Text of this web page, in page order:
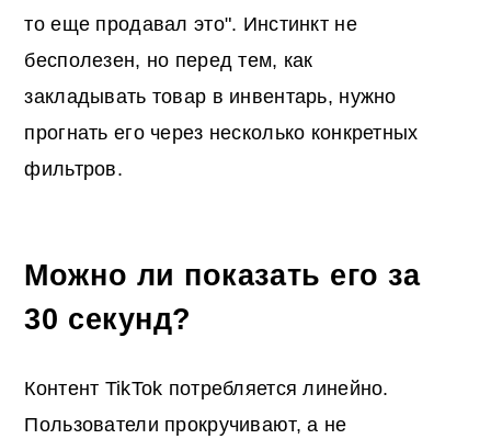
то еще продавал это". Инстинкт не
бесполезен, но перед тем, как
закладывать товар в инвентарь, нужно
прогнать его через несколько конкретных
фильтров.
Можно ли показать его за
30 секунд?
Контент TikTok потребляется линейно.
Пользователи прокручивают, а не